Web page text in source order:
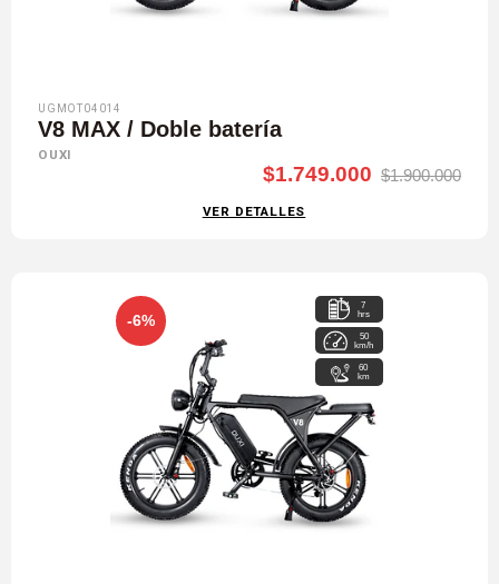
UGMOT04014
V8 MAX / Doble batería
OUXI
$1.749.000 $1.900.000
VER DETALLES
-6%
7
hrs
50
km/h
60
km